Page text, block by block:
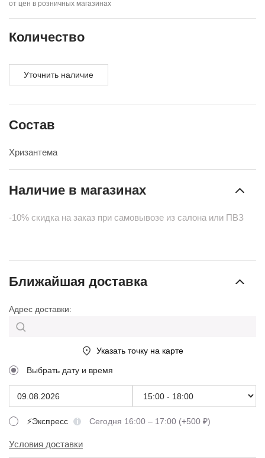
от цен в розничных магазинах
Количество
Уточнить наличие
Состав
Хризантема
Наличие в магазинах
-10% скидка на заказ при самовывозе из салона или ПВЗ
Ближайшая доставка
Адрес доставки:
Указать точку на карте
Выбрать дату и время
⚡Экспресс Сегодня 16:00 – 17:00 (+500 ₽)
Условия доставки